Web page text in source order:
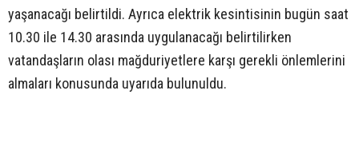
yaşanacağı belirtildi. Ayrıca elektrik kesintisinin bugün saat
10.30 ile 14.30 arasında uygulanacağı belirtilirken
vatandaşların olası mağduriyetlere karşı gerekli önlemlerini
almaları konusunda uyarıda bulunuldu.